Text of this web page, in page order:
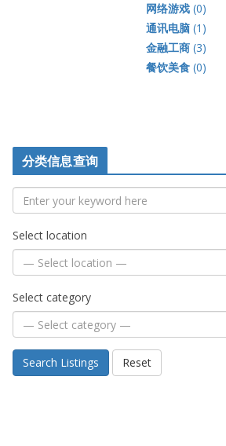
网络游戏(0)
通讯电脑(1)
金融工商(3)
餐饮美食(0)
分类信息查询
Select location
Select category
Search Listings Reset